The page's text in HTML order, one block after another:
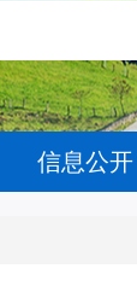
信息公开